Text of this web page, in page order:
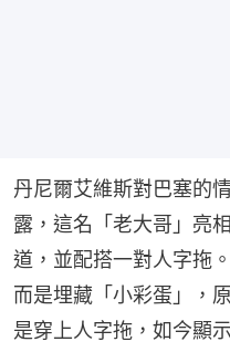
丹尼爾艾維斯對巴塞的
露，這名「老大哥」亮
道，並配搭一對人字拖
而是埋藏「小彩蛋」，
是穿上人字拖，如今顯